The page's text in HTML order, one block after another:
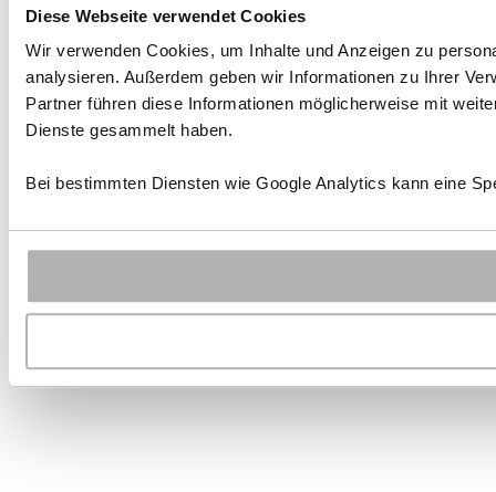
Diese Webseite verwendet Cookies
Wir verwenden Cookies, um Inhalte und Anzeigen zu
analysieren. Außerdem geben wir Informationen zu Ihrer
Partner führen diese Informationen möglicherweise mit
Dienste gesammelt haben.
Bei bestimmten Diensten wie Google Analytics kann eine